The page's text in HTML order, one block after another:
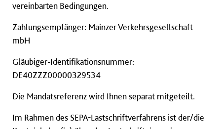
vereinbarten Bedingungen.
Zahlungsempfänger: Mainzer Verkehrsgesellschaft
mbH
Gläubiger-Identifikationsnummer:
DE40ZZZ00000329534
Die Mandatsreferenz wird Ihnen separat mitgeteilt.
Im Rahmen des SEPA-Lastschriftverfahrens ist der/die